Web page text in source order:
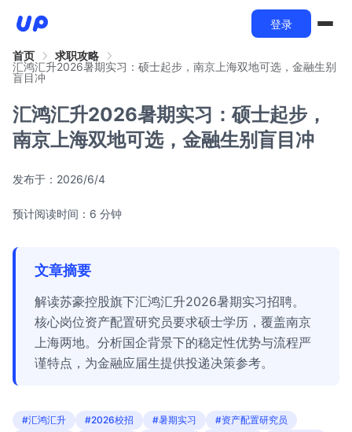
登录
首页
求职攻略
汇鸿汇升2026暑期实习：硕士起步，南京上海双地可选，金融生别
盲目冲
汇鸿汇升2026暑期实习：硕士起步，
南京上海双地可选，金融生别盲目冲
发布于： 2026/6/4
预计阅读时间：6 分钟
文章摘要
解读苏豪控股旗下汇鸿汇升2026暑期实习招聘。
核心岗位资产配置研究员要求硕士学历，覆盖南京
上海两地。分析国企背景下的稳定性优势与流程严
谨特点，为金融应届生提供投递决策参考。
#汇鸿汇升 #2026校招 #暑期实习
#资产配置研究员